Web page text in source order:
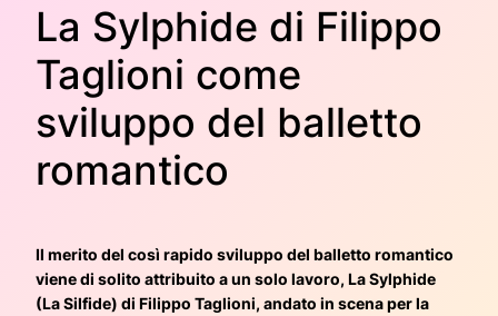
La Sylphide di Filippo
Taglioni come
sviluppo del balletto
romantico
Il merito del così rapido sviluppo del balletto romantico
viene di solito attribuito a un solo lavoro, La Sylphide
(La Silfide) di Filippo Taglioni, andato in scena per la